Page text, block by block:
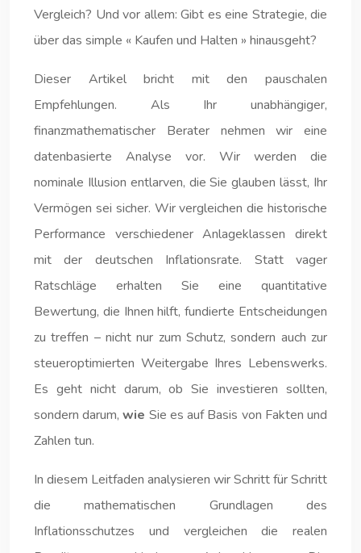
Vergleich? Und vor allem: Gibt es eine Strategie, die
über das simple « Kaufen und Halten » hinausgeht?
Dieser Artikel bricht mit den pauschalen
Empfehlungen. Als Ihr unabhängiger,
finanzmathematischer Berater nehmen wir eine
datenbasierte Analyse vor. Wir werden die
nominale Illusion entlarven, die Sie glauben lässt, Ihr
Vermögen sei sicher. Wir vergleichen die historische
Performance verschiedener Anlageklassen direkt
mit der deutschen Inflationsrate. Statt vager
Ratschläge erhalten Sie eine quantitative
Bewertung, die Ihnen hilft, fundierte Entscheidungen
zu treffen – nicht nur zum Schutz, sondern auch zur
steueroptimierten Weitergabe Ihres Lebenswerks.
Es geht nicht darum, ob Sie investieren sollten,
sondern darum,wie Sie es auf Basis von Fakten und
Zahlen tun.
In diesem Leitfaden analysieren wir Schritt für Schritt
die mathematischen Grundlagen des
Inflationsschutzes und vergleichen die realen